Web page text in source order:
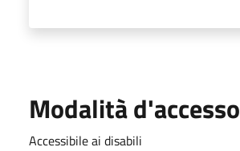
Modalità d'accesso
Accessibile ai disabili